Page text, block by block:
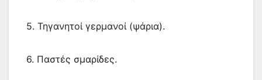
5. Τηγανητοί γερμανοί (ψάρια).
6. Παστές σμαρίδες.